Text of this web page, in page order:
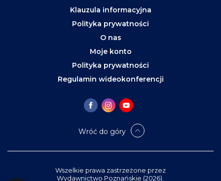
Klauzula informacyjna
Polityka prywatności
O nas
Moje konto
Polityka prywatności
Regulamin wideokonferencji
Wróć do góry
Wszelkie prawa zastrzeżone przez
Wydawnictwo Poznańskie (2026).